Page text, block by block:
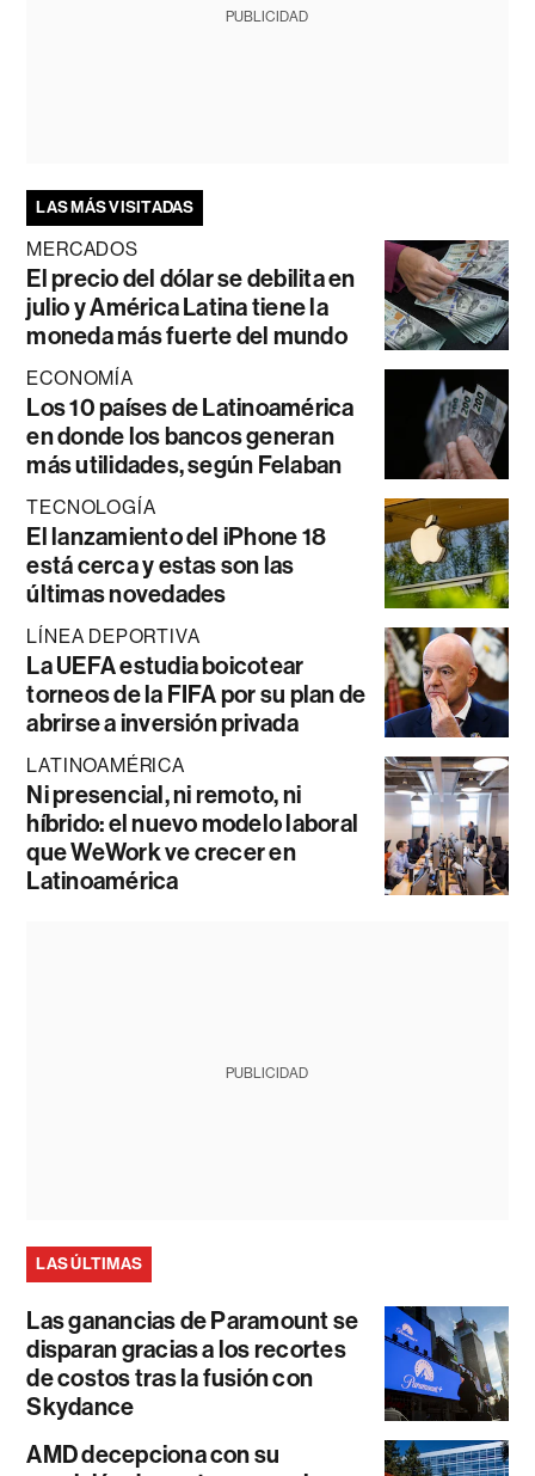
PUBLICIDAD
LAS MÁS VISITADAS
MERCADOS
El precio del dólar se debilita en
julio y América Latina tiene la
moneda más fuerte del mundo
ECONOMÍA
Los 10 países de Latinoamérica
en donde los bancos generan
más utilidades, según Felaban
TECNOLOGÍA
El lanzamiento del iPhone 18
está cerca y estas son las
últimas novedades
LÍNEA DEPORTIVA
La UEFA estudia boicotear
torneos de la FIFA por su plan de
abrirse a inversión privada
LATINOAMÉRICA
Ni presencial, ni remoto, ni
híbrido: el nuevo modelo laboral
que WeWork ve crecer en
Latinoamérica
PUBLICIDAD
LAS ÚLTIMAS
Las ganancias de Paramount se
disparan gracias a los recortes
de costos tras la fusión con
Skydance
AMD decepciona con su